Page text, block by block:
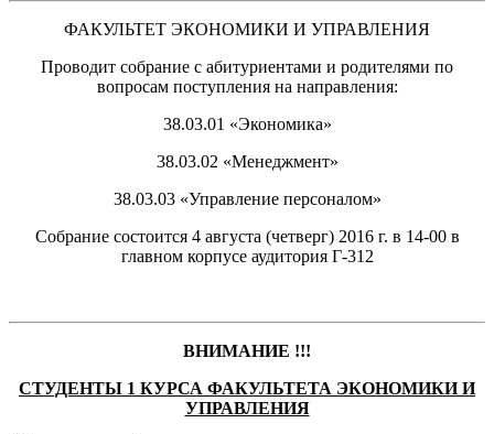
ФАКУЛЬТЕТ ЭКОНОМИКИ И УПРАВЛЕНИЯ
Проводит собрание с абитуриентами и родителями по
вопросам поступления на направления:
38.03.01 «Экономика»
38.03.02 «Менеджмент»
38.03.03 «Управление персоналом»
Собрание состоится 4 августа (четверг) 2016 г. в 14-00 в
главном корпусе аудитория Г-312
ВНИМАНИЕ !!!
СТУДЕНТЫ 1 КУРСА ФАКУЛЬТЕТА ЭКОНОМИКИ И
УПРАВЛЕНИЯ